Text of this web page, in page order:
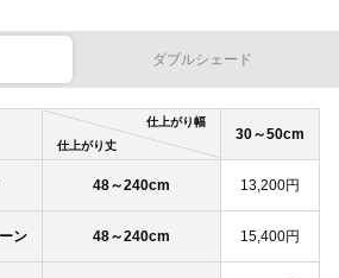
ダブルシェード
仕上がり幅
仕上がり丈
30～50cm
48～240cm 13,200円
ン 48～240cm 15,400円